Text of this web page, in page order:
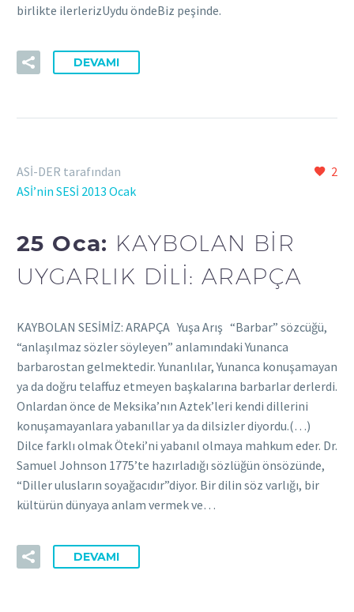
birlikte ilerlerizUydu öndeBiz peşinde.
DEVAMI
2
ASİ-DER tarafından
ASİ’nin SESİ 2013 Ocak
25 Oca: KAYBOLAN BİR
UYGARLIK DİLİ: ARAPÇA
KAYBOLAN SESİMİZ: ARAPÇA Yuşa Arış “Barbar” sözcüğü,
“anlaşılmaz sözler söyleyen” anlamındaki Yunanca
barbarostan gelmektedir. Yunanlılar, Yunanca konuşamayan
ya da doğru telaffuz etmeyen başkalarına barbarlar derlerdi.
Onlardan önce de Meksika’nın Aztek’leri kendi dillerini
konuşamayanlara yabanıllar ya da dilsizler diyordu.(…)
Dilce farklı olmak Öteki’ni yabanıl olmaya mahkum eder. Dr.
Samuel Johnson 1775’te hazırladığı sözlüğün önsözünde,
“Diller ulusların soyağacıdır”diyor. Bir dilin söz varlığı, bir
kültürün dünyaya anlam vermek ve…
DEVAMI